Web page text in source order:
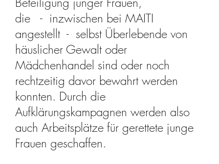
die - inzwischen bei MAITI
angestellt - selbst Überlebende von
häuslicher Gewalt oder
Mädchenhandel sind oder noch
rechtzeitig davor bewahrt werden
konnten. Durch die
Aufklärungskampagnen werden also
auch Arbeitsplätze für gerettete junge
Frauen geschaffen.